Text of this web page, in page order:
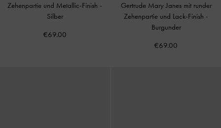
Zehenpartie und Metallic-Finish -
Silber
€69.00
Gertrude Mary Janes mit runder
Zehenpartie und Lack-Finish -
Burgunder
€69.00